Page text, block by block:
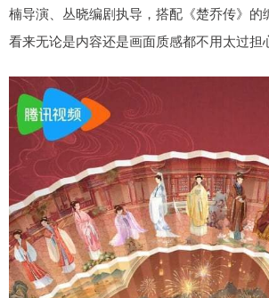
楠导演、丛晓编剧执导，搭配《楚乔传》的
看来无论是内容还是画面质感都不用太过担